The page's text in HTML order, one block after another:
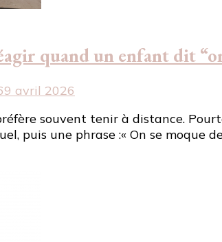
quand un enfant dit
9 avril 2026
souvent tenir à distance.
puis une phrase :« On se moque